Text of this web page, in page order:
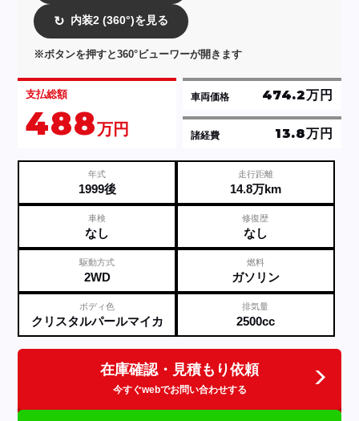
↻ 内装2 (360°)を見る
※ボタンを押すと360°ビューワーが開きます
支払総額
488万円 諸経費 13.8万円
車両価格 474.2万円
年式
1999後
走行距離
14.8万km
車検
なし
修復歴
なし
駆動方式
2WD
燃料
ガソリン
ボディ色
クリスタルパールマイカ
排気量
2500cc
在庫確認・見積もり依頼
今すぐwebでお問い合わせする